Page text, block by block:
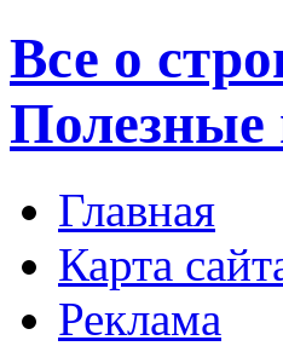
Все о
Полезные
Главная
Карта
Реклама